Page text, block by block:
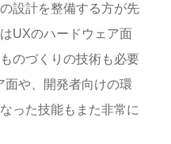
設計を整備する方が先
UXのハードウェア面
のづくりの技術も必要
や、開発者向けの環
った技能もまた非常に